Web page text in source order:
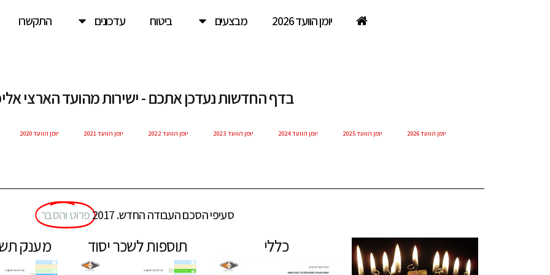
יומן הוועד 2026 מבצעים ביטוח עדכונים התקשרו
בדף החדשות נעדכן אתכם - ישירות מהועד הארצי
יומן הוועד 2026 יומן הוועד 2025 יומן הוועד 2024 יומן הוועד 2023 יומן הוועד 2022 יומן הוועד 2021 יומן הוועד 2020
סעיפי הסכם העבודה החדש. 2017 פרוט והסבר
כללי תוספות לשכר יסוד מענק